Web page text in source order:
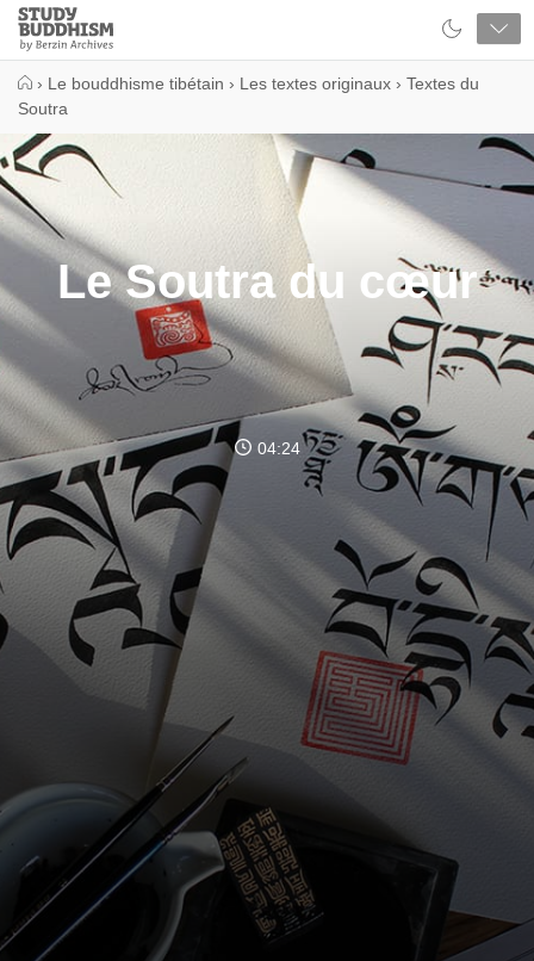
Close
Study
Buddhism
› Le bouddhisme tibétain › Les textes originaux › Textes du
Soutra
Le Soutra du cœur
04:24